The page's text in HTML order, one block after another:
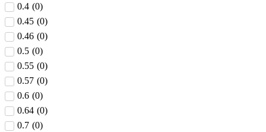
0.4 (0)
0.45 (0)
0.46 (0)
0.5 (0)
0.55 (0)
0.57 (0)
0.6 (0)
0.64 (0)
0.7 (0)